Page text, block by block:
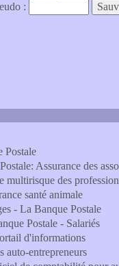
:
Postale
Assurance des
multirisque des
santé animale
- La Banque Postale
Postale - Salariés
d'informations
auto-entrepreneurs